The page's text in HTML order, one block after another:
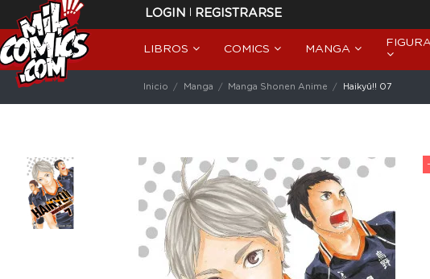
LOGIN | REGISTRARSE
LIBROS COMICS MANGA
Inicio Manga Manga Shonen Anime Haikyû!! 07